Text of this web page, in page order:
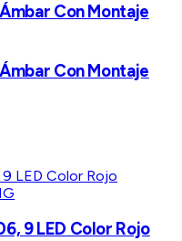
Con Montaje
Con Montaje
9 LED Color Rojo